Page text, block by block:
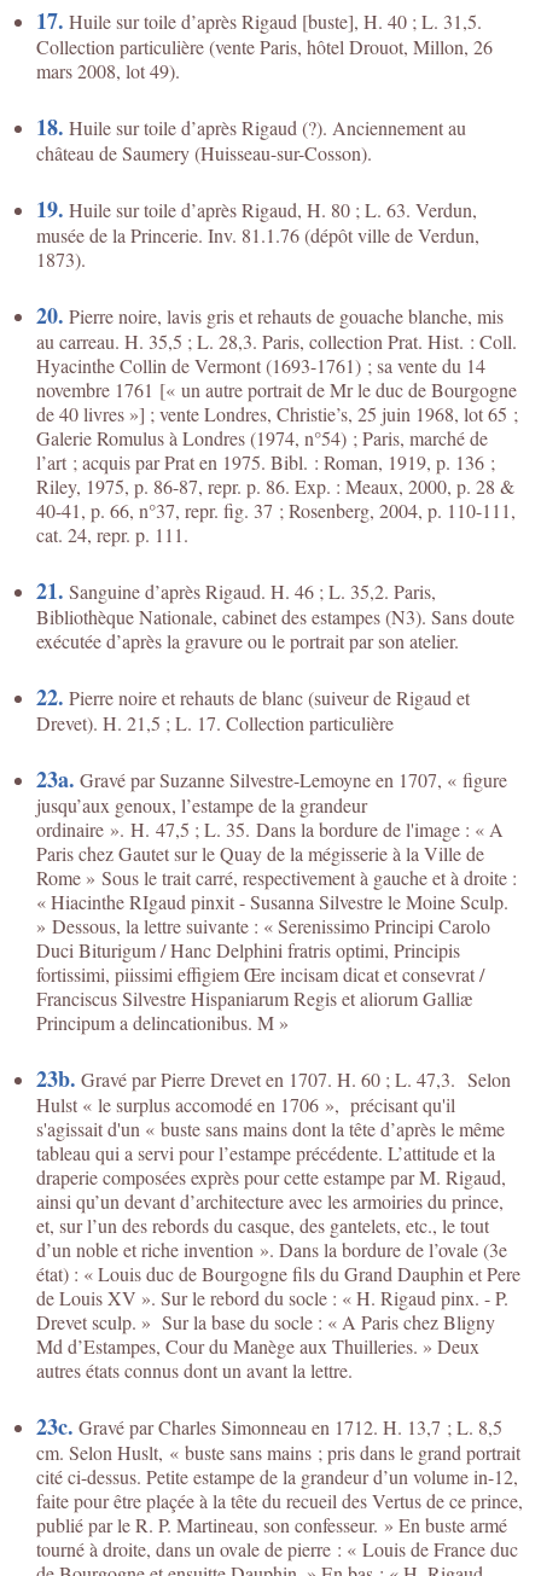
17. Huile sur toile d’après Rigaud [buste], H. 40 ; L. 31,5.
Collection particulière (vente Paris, hôtel Drouot, Millon, 26
mars 2008, lot 49).
18. Huile sur toile d’après Rigaud (?). Anciennement au
château de Saumery (Huisseau-sur-Cosson).
19. Huile sur toile d’après Rigaud, H. 80 ; L. 63. Verdun,
musée de la Princerie. Inv. 81.1.76 (dépôt ville de Verdun,
1873).
20. Pierre noire, lavis gris et rehauts de gouache blanche, mis
au carreau. H. 35,5 ; L. 28,3. Paris, collection Prat. Hist. : Coll.
Hyacinthe Collin de Vermont (1693-1761) ; sa vente du 14
novembre 1761 [« un autre portrait de Mr le duc de Bourgogne
de 40 livres »] ; vente Londres, Christie’s, 25 juin 1968, lot 65 ;
Galerie Romulus à Londres (1974, n°54) ; Paris, marché de
l’art ; acquis par Prat en 1975. Bibl. : Roman, 1919, p. 136 ;
Riley, 1975, p. 86-87, repr. p. 86. Exp. : Meaux, 2000, p. 28 &
40-41, p. 66, n°37, repr. fig. 37 ; Rosenberg, 2004, p. 110-111,
cat. 24, repr. p. 111.
21. Sanguine d’après Rigaud. H. 46 ; L. 35,2. Paris,
Bibliothèque Nationale, cabinet des estampes (N3). Sans doute
exécutée d’après la gravure ou le portrait par son atelier.
22. Pierre noire et rehauts de blanc (suiveur de Rigaud et
Drevet). H. 21,5 ; L. 17. Collection particulière
23a. Gravé par Suzanne Silvestre-Lemoyne en 1707, « figure
jusqu’aux genoux, l’estampe de la grandeur
ordinaire ». H. 47,5 ; L. 35. Dans la bordure de l'image : « A
Paris chez Gautet sur le Quay de la mégisserie à la Ville de
Rome » Sous le trait carré, respectivement à gauche et à droite :
« Hiacinthe RIgaud pinxit - Susanna Silvestre le Moine Sculp.
» Dessous, la lettre suivante : « Serenissimo Principi Carolo
Duci Biturigum / Hanc Delphini fratris optimi, Principis
fortissimi, piissimi effigiem Œre incisam dicat et consevrat /
Franciscus Silvestre Hispaniarum Regis et aliorum Galliæ
Principum a delincationibus. M »
23b. Gravé par Pierre Drevet en 1707. H. 60 ; L. 47,3. Selon
Hulst « le surplus accomodé en 1706 », précisant qu'il
s'agissait d'un « buste sans mains dont la tête d’après le même
tableau qui a servi pour l’estampe précédente. L’attitude et la
draperie composées exprès pour cette estampe par M. Rigaud,
ainsi qu’un devant d’architecture avec les armoiries du prince,
et, sur l’un des rebords du casque, des gantelets, etc., le tout
d’un noble et riche invention ». Dans la bordure de l’ovale (3e
état) : « Louis duc de Bourgogne fils du Grand Dauphin et Pere
de Louis XV ». Sur le rebord du socle : « H. Rigaud pinx. - P.
Drevet sculp. » Sur la base du socle : « A Paris chez Bligny
Md d’Estampes, Cour du Manège aux Thuilleries. » Deux
autres états connus dont un avant la lettre.
23c. Gravé par Charles Simonneau en 1712. H. 13,7 ; L. 8,5
cm. Selon Huslt, « buste sans mains ; pris dans le grand portrait
cité ci-dessus. Petite estampe de la grandeur d’un volume in-12,
faite pour être plaçée à la tête du recueil des Vertus de ce prince,
publié par le R. P. Martineau, son confesseur. » En buste armé
tourné à droite, dans un ovale de pierre : « Louis de France duc